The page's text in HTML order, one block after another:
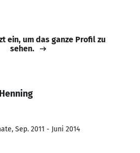
ein, um das ganze Profil zu
sehen.
Sep. 2011 - Juni 2014